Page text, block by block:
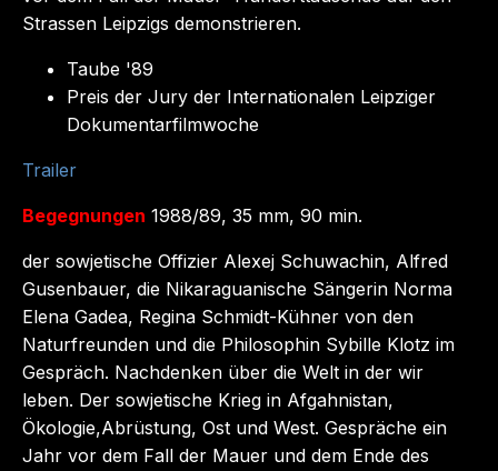
Strassen Leipzigs demonstrieren.
Taube '89
Preis der Jury der Internationalen Leipziger
Dokumentarfilmwoche
Trailer
Begegnungen 1988/89, 35 mm, 90 min.
der sowjetische Offizier Alexej Schuwachin, Alfred
Gusenbauer, die Nikaraguanische Sängerin Norma
Elena Gadea, Regina Schmidt-Kühner von den
Naturfreunden und die Philosophin Sybille Klotz im
Gespräch. Nachdenken über die Welt in der wir
leben. Der sowjetische Krieg in Afgahnistan,
Ökologie,Abrüstung, Ost und West. Gespräche ein
Jahr vor dem Fall der Mauer und dem Ende des